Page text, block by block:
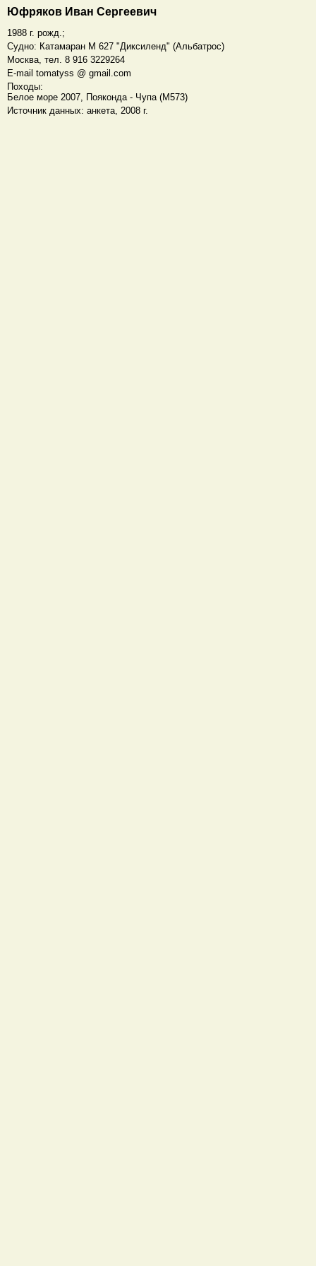
Юфряков Иван Сергеевич
1988 г. рожд.;
Судно: Катамаран M 627 "Диксиленд" (Альбатрос)
Москва, тел. 8 916 3229264
E-mail tomatyss @ gmail.com
Походы:
Белое море 2007, Пояконда - Чупа (М573)
Источник данных: анкета, 2008 г.